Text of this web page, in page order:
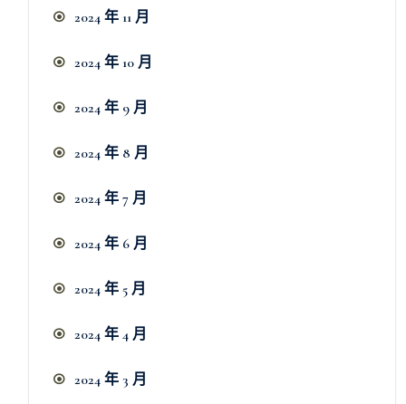
2024 年 11 月
2024 年 10 月
2024 年 9 月
2024 年 8 月
2024 年 7 月
2024 年 6 月
2024 年 5 月
2024 年 4 月
2024 年 3 月